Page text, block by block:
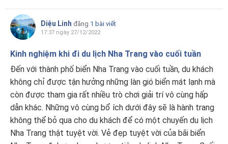
Diệu Linh đăng 1 bài viết
17:37 ngày 27/12/2022
Kinh nghiệm khi đi du lịch Nha Trang vào cuối tuần
Đến với thành phố biển Nha Trang vào cuối tuần, du khách
không chỉ được tận hưởng những làn gió biển mát lạnh mà
còn được tham gia rất nhiều trò chơi giải trí vô cùng hấp
dẫn khác. Những vô cùng bổ ích dưới đây sẽ là hành trang
không thể bỏ qua cho du khách để có một chuyến du lịch
Nha Trang thật tuyệt vời. Vẻ đẹp tuyệt vời của bãi biển